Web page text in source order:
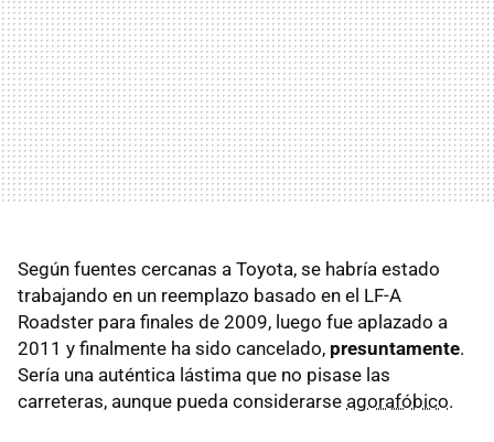
Según fuentes cercanas a Toyota, se habría estado
trabajando en un reemplazo basado en el LF-A
Roadster para finales de 2009, luego fue aplazado a
2011 y finalmente ha sido cancelado, presuntamente.
Sería una auténtica lástima que no pisase las
carreteras, aunque pueda considerarse agorafóbico.